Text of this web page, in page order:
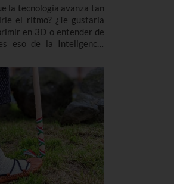
la tecnología avanza tan
el ritmo? ¿Te gustaría
en 3D o entender de
eso de la Inteligencia
de móviles o apps?